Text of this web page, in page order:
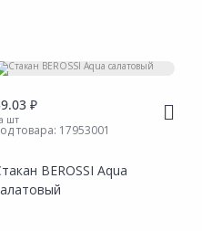
₽
шт
товара: 17953001
BEROSSI Aqua